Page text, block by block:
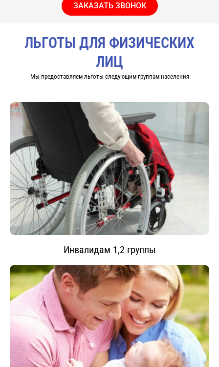
ЗАКАЗАТЬ ЗВОНОК
ЛЬГОТЫ ДЛЯ ФИЗИЧЕСКИХ
ЛИЦ
Мы предоставляем льготы следующим группам населения
Инвалидам 1,2 группы